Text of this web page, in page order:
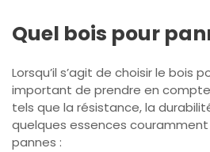
Quel bois pour
Lorsqu’il s’agit de choisir le bois
important de prendre en
tels que la résistance, la
quelques essences
pannes :